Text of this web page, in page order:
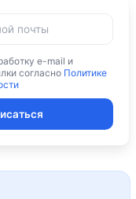
e-mail и
согласно Политике